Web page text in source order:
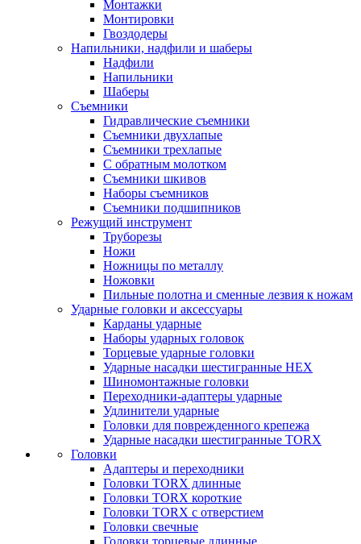
Монтажки
Монтировки
Гвоздодеры
Напильники, надфили и шаберы
Надфили
Напильники
Шаберы
Съемники
Гидравлические съемники
Съемники двухлапые
Съемники трехлапые
С обратным молотком
Съемники шкивов
Наборы съемников
Съемники подшипников
Режущий инструмент
Труборезы
Ножи
Ножницы по металлу
Ножовки
Пильные полотна и сменные лезвия к ножам
Ударные головки и аксессуары
Карданы ударные
Наборы ударных головок
Торцевые ударные головки
Ударные насадки шестигранные HEX
Шиномонтажные головки
Переходники-адаптеры ударные
Удлинители ударные
Головки для поврежденного крепежа
Ударные насадки шестигранные TORX
Головки
Адаптеры и переходники
Головки TORX длинные
Головки TORX короткие
Головки TORX с отверстием
Головки свечные
Головки торцевые длинные